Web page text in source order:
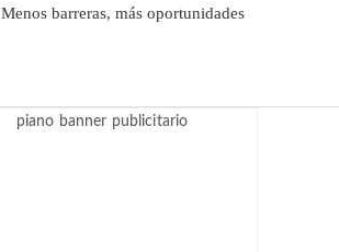
Menos barreras, más oportunidades